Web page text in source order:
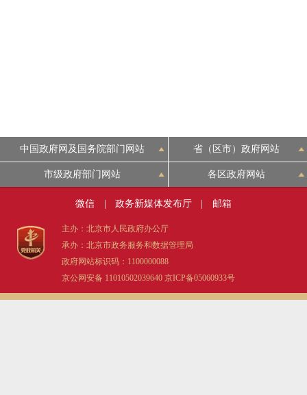
中国政府网及国务院部门网站 省（区市）政府网站
市级政府部门网站 各区政府网站
微信 政务新媒体发布厅 邮箱
主办：北京市人民政府办公厅
承办：北京市政务服务和数据管理局
政府网站标识码：1100000088
京公网安备 11010502039640 京ICP备05060933号